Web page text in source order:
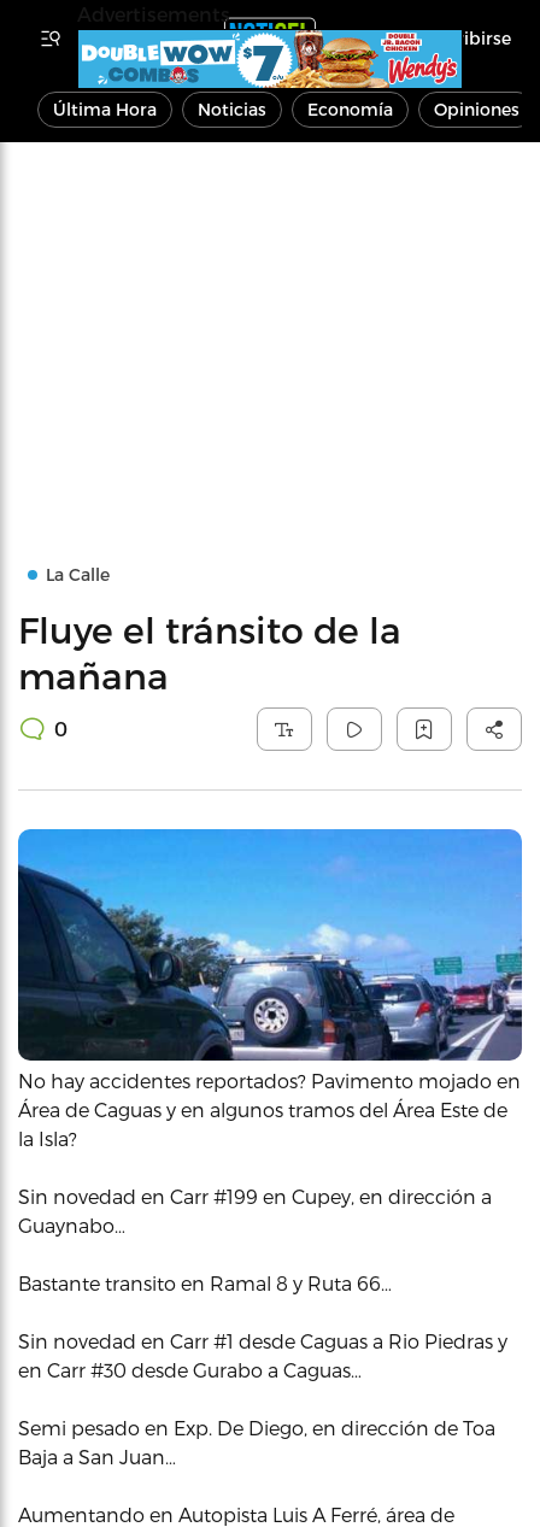
Inscribirse
Última Hora Noticias Economía Opiniones
La Calle
Fluye el tránsito de la
mañana
0
No hay accidentes reportados? Pavimento mojado en
Área de Caguas y en algunos tramos del Área Este de
la Isla?
Sin novedad en Carr #199 en Cupey, en dirección a
Guaynabo…
Bastante transito en Ramal 8 y Ruta 66…
Sin novedad en Carr #1 desde Caguas a Rio Piedras y
en Carr #30 desde Gurabo a Caguas…
Semi pesado en Exp. De Diego, en dirección de Toa
Baja a San Juan…
Aumentando en Autopista Luis A Ferré, área de
Advertisements